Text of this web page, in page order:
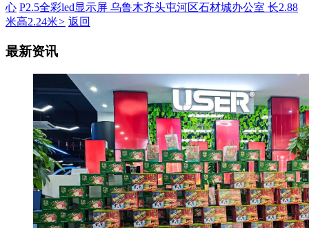
心 P2.5全彩led显示屏 乌鲁木齐头屯河区石材城办公室 长2.88
米高2.24米> 返回
最新资讯